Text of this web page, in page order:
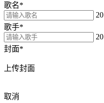
歌名*
20
歌手*
20
封面*
上传封面
取消